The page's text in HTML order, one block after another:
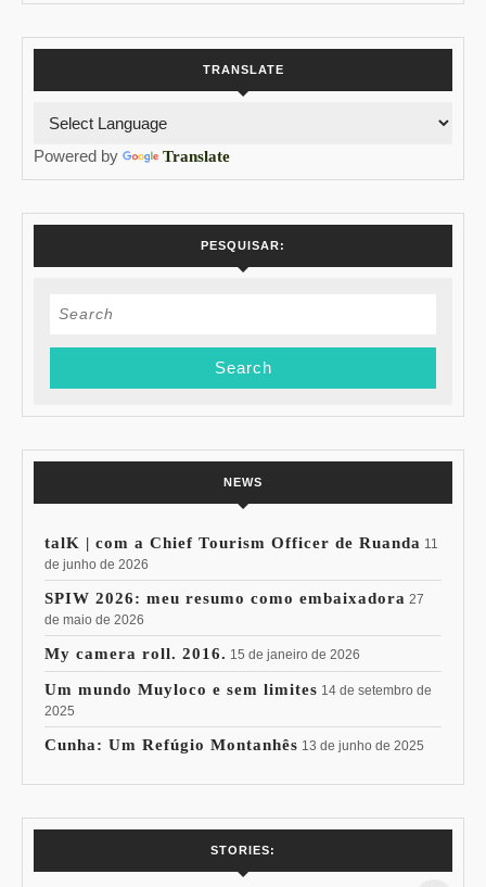
TRANSLATE
Powered by Translate
PESQUISAR:
Search
NEWS
talK | com a Chief Tourism Officer de Ruanda 11
de junho de 2026
SPIW 2026: meu resumo como embaixadora 27
de maio de 2026
My camera roll. 2016. 15 de janeiro de 2026
Um mundo Muyloco e sem limites 14 de setembro de
2025
Cunha: Um Refúgio Montanhês 13 de junho de 2025
STORIES:
15% de
Pessoal: Os